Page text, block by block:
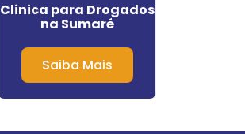
Clinica para Drogados
na Sumaré
Saiba Mais